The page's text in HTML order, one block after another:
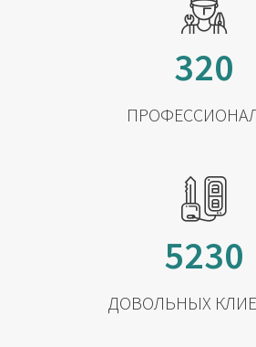
320
5230
ДОВОЛЬНЫХ